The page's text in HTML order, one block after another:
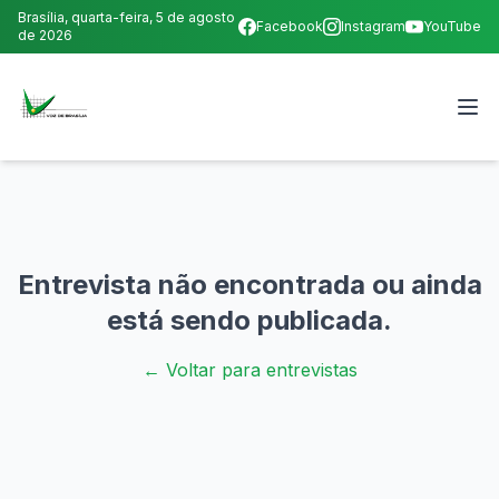
Brasília, quarta-feira, 5 de agosto
de 2026
Facebook Instagram YouTube
Entrevista não encontrada ou ainda
está sendo publicada.
← Voltar para entrevistas